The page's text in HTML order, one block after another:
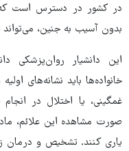
در کشور در دسترس است
بدون آسیب به جنین، می‌تواند
این دانشیار روان‌پزشکی
خانواده‌ها باید نشانه‌های
غمگینی، یا اختلال در
صورت مشاهده این علائم،
یاری کنند. تشخیص و درمان